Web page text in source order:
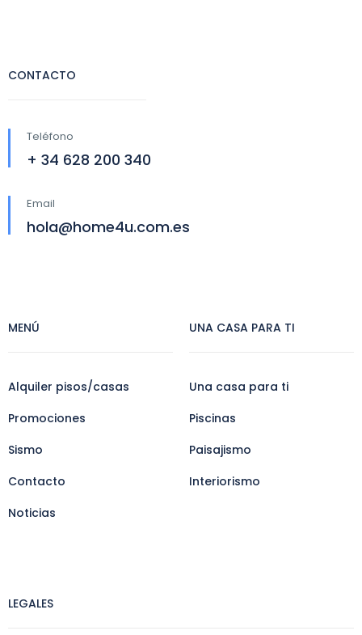
CONTACTO
Teléfono
+ 34 628 200 340
Email
hola@home4u.com.es
MENÚ
Alquiler pisos/casas
Promociones
Sismo
Contacto
Noticias
UNA CASA PARA TI
Una casa para ti
Piscinas
Paisajismo
Interiorismo
LEGALES